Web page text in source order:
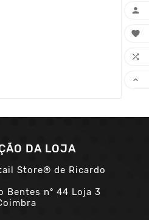
DA LOJA
Store® de Ricardo
Bentes nº 44 Loja 3



